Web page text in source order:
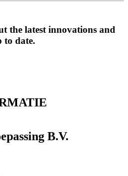
the latest innovations and
to date.
B.V.